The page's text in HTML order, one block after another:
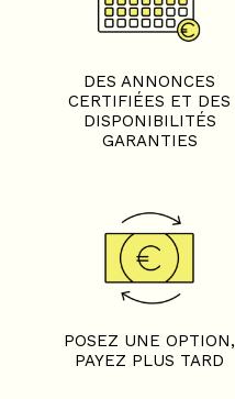
DES ANNONCES
CERTIFIÉES ET DES
DISPONIBILITÉS
GARANTIES
POSEZ UNE OPTION,
PAYEZ PLUS TARD